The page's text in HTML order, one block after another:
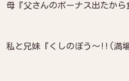
母『父さんのボーナス出たから
私と兄妹『くしのぼう〜!!(満